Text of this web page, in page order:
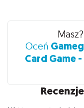
Recenzje
Oceń
Card Game